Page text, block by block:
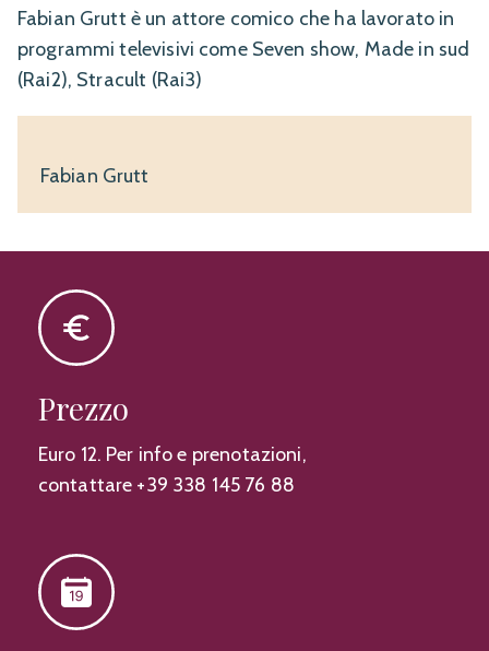
Fabian Grutt è un attore comico che ha lavorato in
programmi televisivi come Seven show, Made in sud
(Rai2), Stracult (Rai3)
Fabian Grutt
Prezzo
Euro 12. Per info e prenotazioni,
contattare +39 338 145 76 88